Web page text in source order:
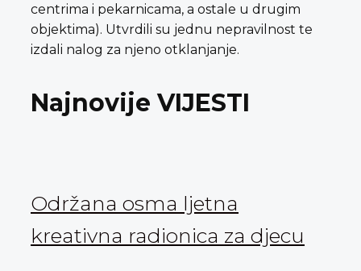
centrima i pekarnicama, a ostale u drugim
objektima). Utvrdili su jednu nepravilnost te
izdali nalog za njeno otklanjanje.
Najnovije VIJESTI
Održana osma ljetna
kreativna radionica za djecu